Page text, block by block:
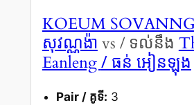
KOEUM
សុវណ្ណង៉ា vs / ទល់នឹង
Eanleng/ ធន់ អៀនឡុង
Pair / គូទី: 3